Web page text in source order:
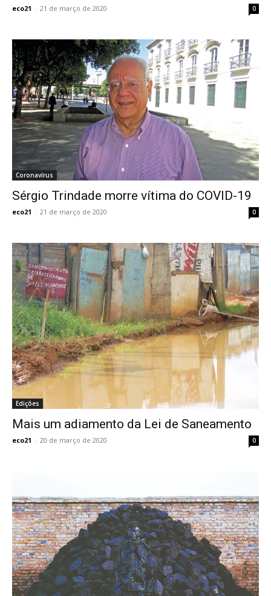
eco21 - 21 de março de 2020 0
Coronavírus
Sérgio Trindade morre vítima do COVID-19
eco21 - 21 de março de 2020 0
Edições
Mais um adiamento da Lei de Saneamento
eco21 - 20 de março de 2020 0